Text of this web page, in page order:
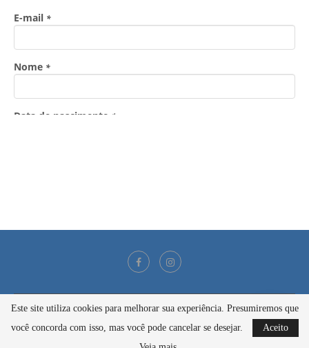
@2021 - Todos os direitos reservados
BACK TO TOP
Este site utiliza cookies para melhorar sua experiência. Presumiremos que
você concorda com isso, mas você pode cancelar se desejar.
Aceito